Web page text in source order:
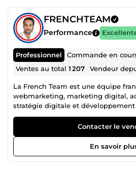
FRENCHTEAM
Performance
Professionnel Commande en
Ventes au total1 207 Vendeur
La French Team est une équipe
webmarketing, marketing digital,
stratégie digitale et
Notre collectif regroupe plusieurs
âgés de 21 à 39 ans, chacun expert
publicité Facebook Ads, Instagram
Google Ads, création de site web,
copywriting, génération de leads,
Contacter le
En savoir